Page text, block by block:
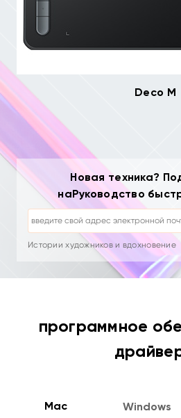
Deco M
Новая техника?
наРуководство
Отписка: одним кликом в любое
Уроки рисования
Советы и устранение неполадок
Новые продукты и специальные
Истории художников и вдохновение
1–2 письма в месяц, никакого спама
Ваш email используется только для
программное
Mac Windows